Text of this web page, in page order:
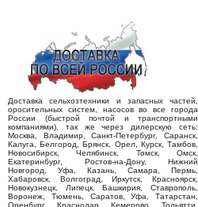
Доставка сельхозтехники и запасных частей,
оросительных систем, насосов во все города
России (быстрой почтой и транспортными
компаниями), так же через дилерскую сеть:
Москва, Владимир, Санкт-Петербург, Саранск,
Калуга, Белгород, Брянск, Орел, Курск, Тамбов,
Новосибирск, Челябинск, Томск, Омск,
Екатеринбург, Ростов-на-Дону, Нижний
Новгород, Уфа, Казань, Самара, Пермь,
Хабаровск, Волгоград, Иркутск, Красноярск,
Новокузнецк, Липецк, Башкирия, Ставрополь,
Воронеж, Тюмень, Саратов, Уфа, Татарстан,
Оренбург, Краснодар, Кемерово, Тольятти,